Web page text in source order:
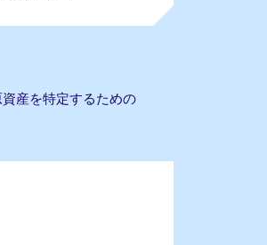
産を特定するための